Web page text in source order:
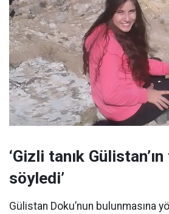
‘Gizli tanık
söyledi’
Gülistan Doku’nun bulunmasına